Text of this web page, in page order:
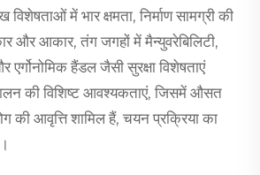
विशेषताओं में भार क्षमता, निर्माण सामग्री की
और आकार, तंग जगहों में मैन्युवरेबिलिटी,
हैंडल जैसी सुरक्षा विशेषताएं
की विशिष्ट आवश्यकताएं, जिसमें औसत
की आवृत्ति शामिल हैं, चयन प्रक्रिया का